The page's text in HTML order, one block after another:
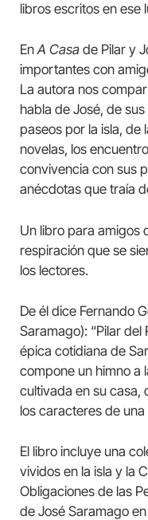
libros escritos en ese
EnA Casa de Pilar y
importantes con
La autora nos
habla de José, de
paseos por la isla, de
novelas, los
convivencia con sus
anécdotas que traía
Un libro para amigos
respiración que se
los lectores.
De él dice Fernando
Saramago): “Pilar del
épica cotidiana de
compone un himno a
cultivada en su casa,
los caracteres de una
El libro incluye una
vividos en la isla y la
Obligaciones de las
de José Saramago